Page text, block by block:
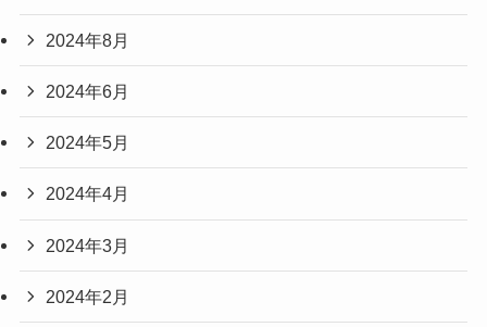
2024年8月
2024年6月
2024年5月
2024年4月
2024年3月
2024年2月